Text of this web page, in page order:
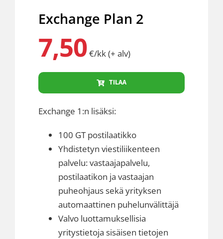
Exchange Plan 2
7,50€/kk (+ alv)
TILAA
Exchange 1:n lisäksi:
100 GT postilaatikko
Yhdistetyn viestiliikenteen
palvelu: vastaajapalvelu,
postilaatikon ja vastaajan
puheohjaus sekä yrityksen
automaattinen puhelunvälittäjä
Valvo luottamuksellisia
yritystietoja sisäisen tietojen